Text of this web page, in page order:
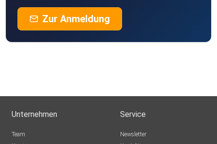
Zur Anmeldung
Unternehmen
Team
Service
Newsletter